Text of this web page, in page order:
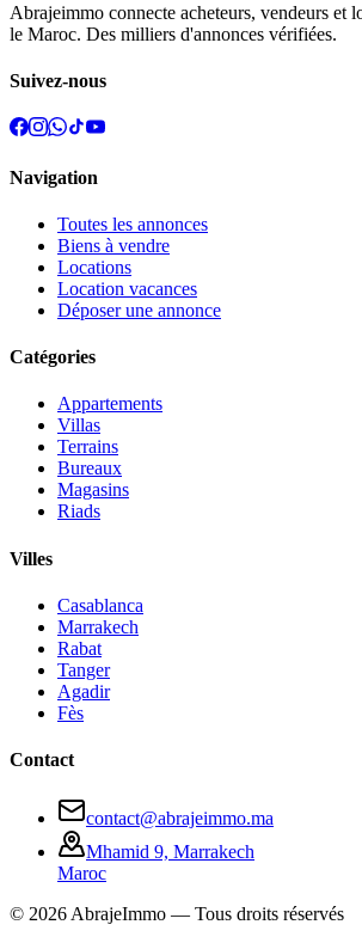
Abrajeimmo connecte acheteurs, vendeurs et
le Maroc. Des milliers d'annonces vérifiées.
Suivez-nous
Navigation
Toutes les annonces
Biens à vendre
Locations
Location vacances
Déposer une annonce
Catégories
Appartements
Villas
Terrains
Bureaux
Magasins
Riads
Villes
Casablanca
Marrakech
Rabat
Tanger
Agadir
Fès
Contact
contact@abrajeimmo.ma
Mhamid 9, Marrakech
Maroc
© 2026AbrajeImmo — Tous droits réservés